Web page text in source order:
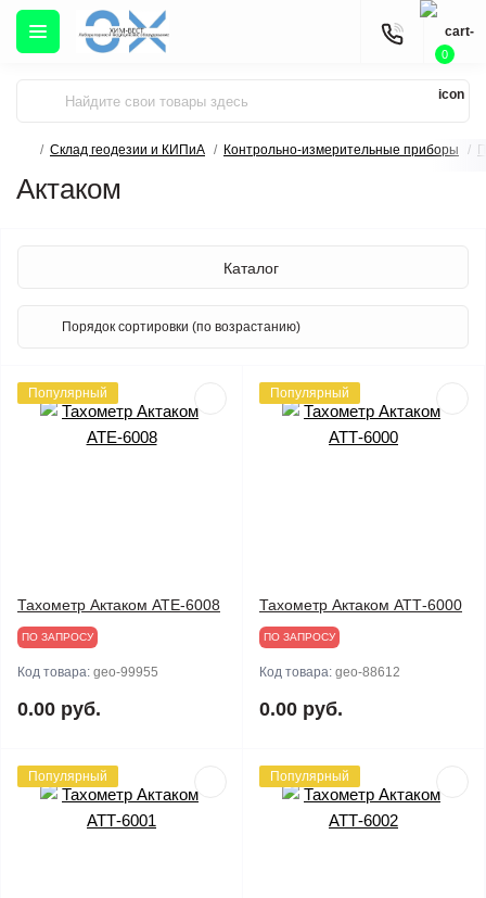
0
Склад геодезии и КИПиА Контрольно-измерительные приборы
Актаком
Каталог
Популярный
Тахометр Актаком АТЕ-6008
ПО ЗАПРОСУ
Код товара: geo-99955
0.00 руб.
Популярный
Тахометр Актаком АТТ-6000
ПО ЗАПРОСУ
Код товара: geo-88612
0.00 руб.
Популярный Популярный